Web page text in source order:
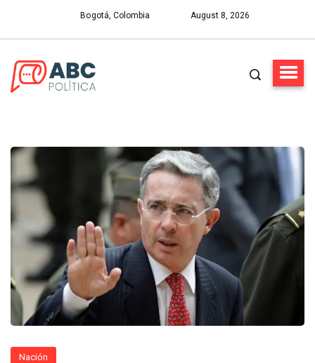
Bogotá, Colombia August 8, 2026
Nación